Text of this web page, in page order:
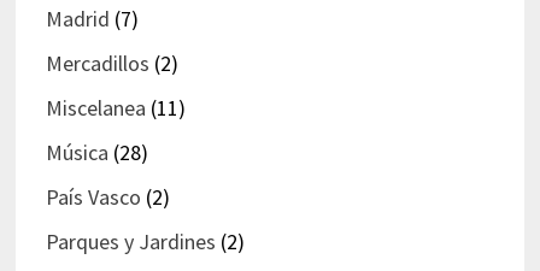
Madrid (7)
Mercadillos (2)
Miscelanea (11)
Música (28)
País Vasco (2)
Parques y Jardines (2)